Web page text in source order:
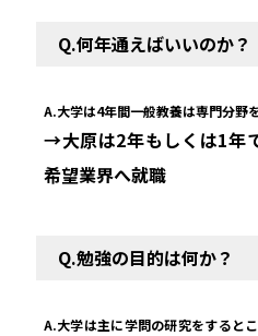
Q.何年通えばいいのか？
A.大学は4年間一般教養は専門分野
→大原は2年もしくは1年
希望業界へ就職
Q.勉強の目的は何か？
A.大学は主に学問の研究をすると